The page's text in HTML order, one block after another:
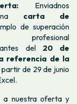
Enviadnos
carta de
de superación
del 20 de
referencia de la
de 29 de junio
y de Excel.
a nuestra oferta y